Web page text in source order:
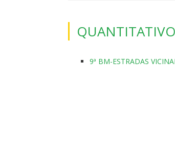
9ª BM-ESTRADAS